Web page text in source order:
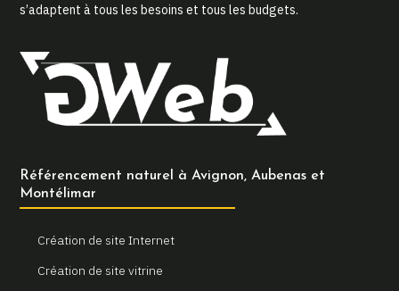
s’adaptent à tous les besoins et tous les budgets.
Référencement naturel à Avignon, Aubenas et
Montélimar
Création de site Internet
Création de site vitrine